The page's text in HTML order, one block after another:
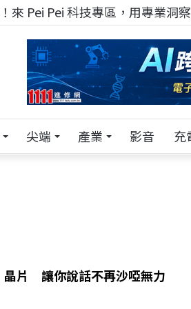
！在 Pei Pei 科技專區，與學弟妹
尖端 產業 影音 充
晶片 讓你說話不再沙啞無力